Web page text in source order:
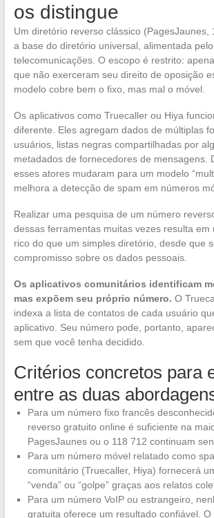
os distingue
Um diretório reverso clássico (PagesJaunes,
a base do diretório universal, alimentada
telecomunicações. O escopo é restrito:
que não exerceram seu direito de oposição
modelo cobre bem o fixo, mas mal o móvel.
Os aplicativos como Truecaller ou Hiya
diferente. Eles agregam dados de múltiplas
usuários, listas negras compartilhadas por
metadados de fornecedores de mensagens.
esses atores mudaram para um modelo
melhora a detecção de spam em números
Realizar uma pesquisa de um número
dessas ferramentas muitas vezes resulta em
rico do que um simples diretório, desde que
compromisso sobre os dados pessoais.
Os aplicativos comunitários identificam
mas expõem seu próprio número. O
indexa a lista de contatos de cada usuário
aplicativo. Seu número pode, portanto,
sem que você tenha decidido.
Critérios concretos para
entre as duas
Para um número fixo francês
reverso gratuito online é suficiente na
PagesJaunes ou o 118 712 continuam
Para um número móvel relatado como
comunitário (Truecaller, Hiya) fornecerá
“venda” ou “golpe” graças aos relatos
Para um número VoIP ou estrangeiro,
gratuita oferece um resultado confiável.